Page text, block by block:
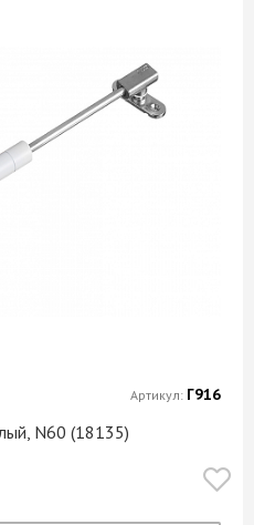
N60 (18135)
Артикул: Г916